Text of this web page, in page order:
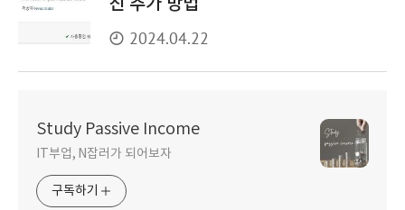
진 추가 방법
2024.04.22
Study Passive Income
IT부업, N잡러가 되어보자
구독하기